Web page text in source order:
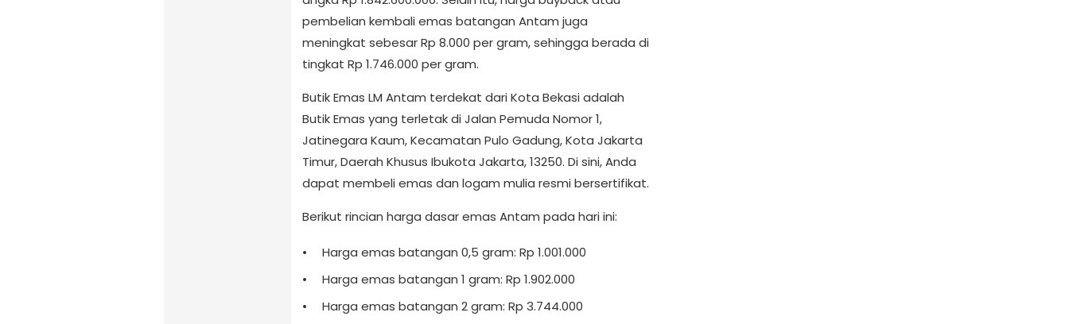
pembelian kembali emas batangan Antam juga
meningkat sebesar Rp 8.000 per gram, sehingga berada di
tingkat Rp 1.746.000 per gram.
Butik Emas LM Antam terdekat dari Kota Bekasi adalah
Butik Emas yang terletak di Jalan Pemuda Nomor 1,
Jatinegara Kaum, Kecamatan Pulo Gadung, Kota Jakarta
Timur, Daerah Khusus Ibukota Jakarta, 13250. Di sini, Anda
dapat membeli emas dan logam mulia resmi bersertifikat.
Berikut rincian harga dasar emas Antam pada hari ini:
Harga emas batangan 0,5 gram: Rp 1.001.000
Harga emas batangan 1 gram: Rp 1.902.000
Harga emas batangan 2 gram: Rp 3.744.000